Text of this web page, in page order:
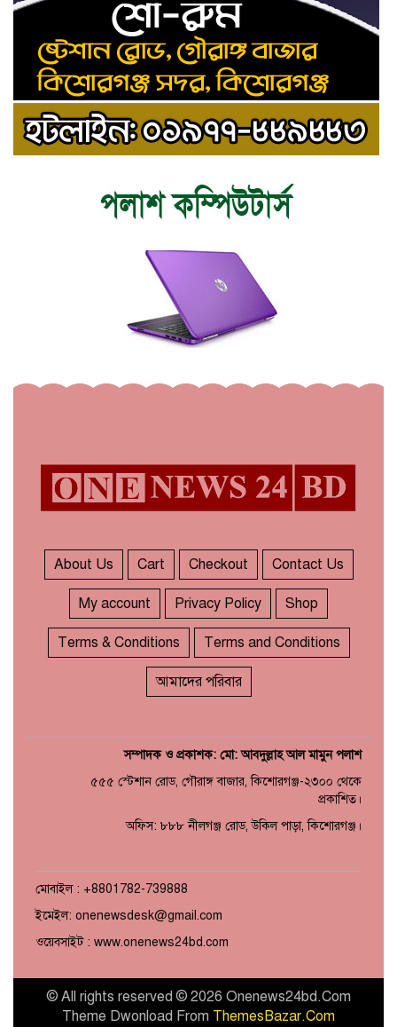
About Us Cart Checkout Contact Us
My account Privacy Policy Shop
Terms & Conditions Terms and Conditions
আমাদের পরিবার
সম্পাদক ও প্রকাশক: মো: আবদুল্লাহ আল মামুন পলাশ
৫৫৫ স্টেশান রোড, গৌরাঙ্গ বাজার, কিশোরগঞ্জ-২৩০০ থেকে
প্রকাশিত।
অফিস: ৮৮৮ নীলগঞ্জ রোড, উকিল পাড়া, কিশোরগঞ্জ।
মোবাইল : +8801782-739888
ইমেইল: onenewsdesk@gmail.com
ওয়েবসাইট : www.onenews24bd.com
© All rights reserved © 2026 Onenews24bd.Com
Theme Dwonload From ThemesBazar.Com